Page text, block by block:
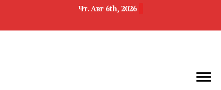
Чт. Авг 6th, 2026